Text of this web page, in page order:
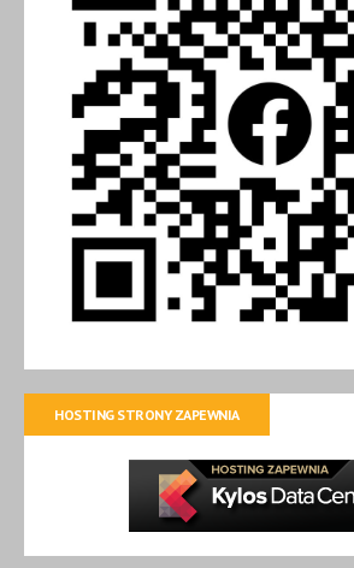
HOSTING STRONY ZAPEWNIA